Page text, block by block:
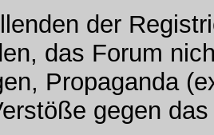
der
das Forum
Propaganda
gegen